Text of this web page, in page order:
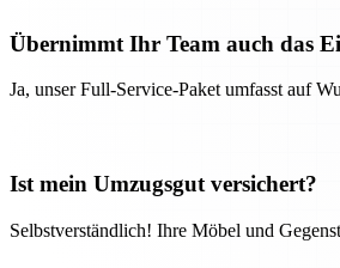
Übernimmt Ihr Team auch das
Ja, unser Full-Service-Paket umfasst auf
Ist mein Umzugsgut versichert?
Selbstverständlich! Ihre Möbel und